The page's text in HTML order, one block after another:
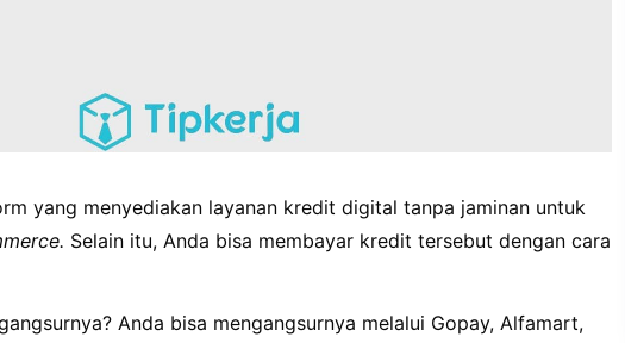
yang menyediakan layanan kredit digital tanpa jaminan untuk
Selain itu, Anda bisa membayar kredit tersebut dengan cara
Anda bisa mengangsurnya melalui Gopay, Alfamart,